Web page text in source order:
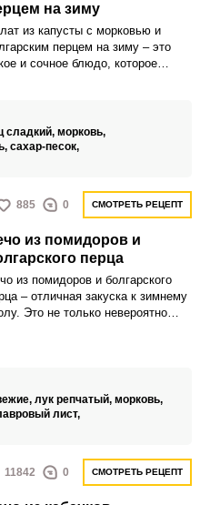
на зиму
из капусты с морковью и
перцем на зиму – это
и сочное блюдо, которое
масла образует
ансамбль вкусов.
сладкий, морковь,
сахар-песок,
885 0 СМОТРЕТЬ РЕЦЕПТ
из помидоров и
перца
из помидоров и болгарского
– отличная закуска к зимнему
Это не только невероятно
лук репчатый, морковь,
лист,
11842 0 СМОТРЕТЬ РЕЦЕПТ